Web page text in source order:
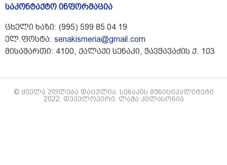
საკონტაქტო ინფორმაცია
ცხელი ხაზი: (995) 599 85 04 19
ელ.ფოსტა: senakismeria@gmail.com
მისამართი: 4100, ქალაქი სენაკი, ჭავჭავაძის ქ. 103
© ყველა უფლება დაცულია. სენაკის მუნიციპალიტეტი
2022. დეველოპერი: ლაშა კილასონია